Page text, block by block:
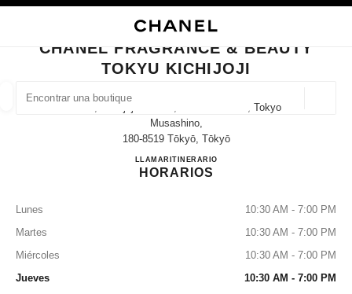
BUSCAR UNA BOUTIQUE
las sugerencias se muestran debajo de esta barra de búsqueda
0 Sugerencias disponibles
CERRAR TARJETA DE BOUTIQUE CHANEL FRAGRANCE & BEAUTY
CHANEL FRAGRANCE & BEAUTY
TOKYU KICHIJOJI
2-3-1, Kichijoji-Honcho, Musashino-Shi, Tokyo
Musashino,
180-8519 Tōkyō, Tōkyō
LLAMAR0422-28-7271
ITINERARIOCHANEL FRAGRANCE &
HORARIOS
Lunes
10:30 AM - 7:00 PM
Martes
10:30 AM - 7:00 PM
Miércoles
10:30 AM - 7:00 PM
Jueves
10:30 AM - 7:00 PM
resultado de los filtros por: RELOJERÍA Y JOYERÍA